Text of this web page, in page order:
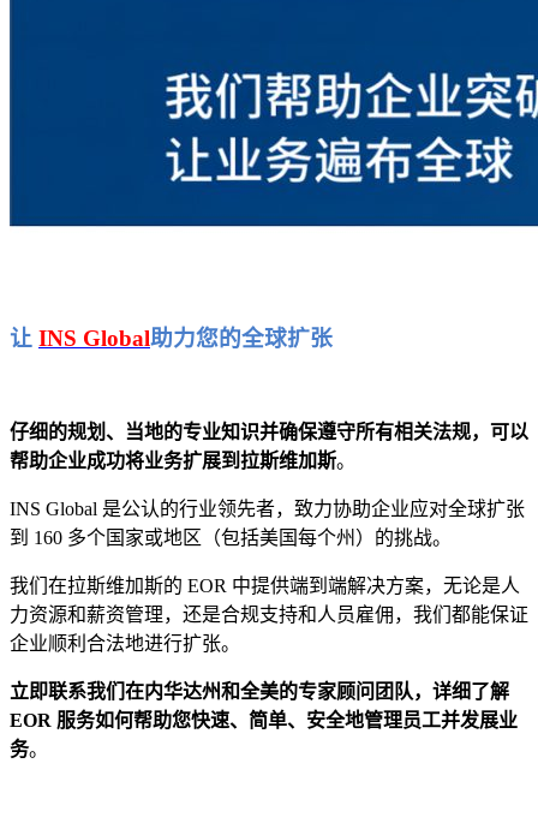
让 INS Global助力您的全球扩张
仔细的规划、当地的专业知识并确保遵守所有相关法规，可以
帮助企业成功将业务扩展到拉斯维加斯。
INS Global 是公认的行业领先者，致力协助企业应对全球扩张
到 160 多个国家或地区（包括美国每个州）的挑战。
我们在拉斯维加斯的 EOR 中提供端到端解决方案，无论是人
力资源和薪资管理，还是合规支持和人员雇佣，我们都能保证
企业顺利合法地进行扩张。
立即联系我们在内华达州和全美的专家顾问团队，详细了解
EOR 服务如何帮助您快速、简单、安全地管理员工并发展业
务。